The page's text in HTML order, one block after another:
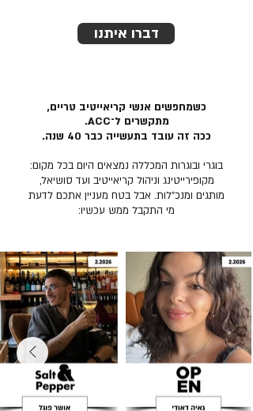
דברו איתנו
כשמחפשים אנשי קריאייטיב טריים,
מתקשרים ל־ACC.
ככה זה עובד בתעשייה כבר 40 שנה.
בוגרי ובוגרות המכללה נמצאים היום בכל מקום:
מקופירייטינג וניהול קריאייטיב ועד סושיאל,
מותגים ומנכ״לות. אבל בטח מעניין אתכם לדעת
מי התקבל ממש עכשיו: